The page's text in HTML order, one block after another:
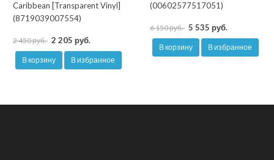
Caribbean [Transparent Vinyl]
(8719039007554)
2 450 руб. 2 205 руб.
В корзину В избранное
(00602577517051)
6 150 руб. 5 535 руб.
В корзину В избранное